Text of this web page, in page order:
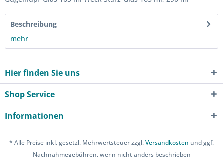
Beschreibung
mehr
Hier finden Sie uns
Shop Service
Informationen
* Alle Preise inkl. gesetzl. Mehrwertsteuer zzgl.Versandkosten und ggf.
Nachnahmegebühren, wenn nicht anders beschrieben